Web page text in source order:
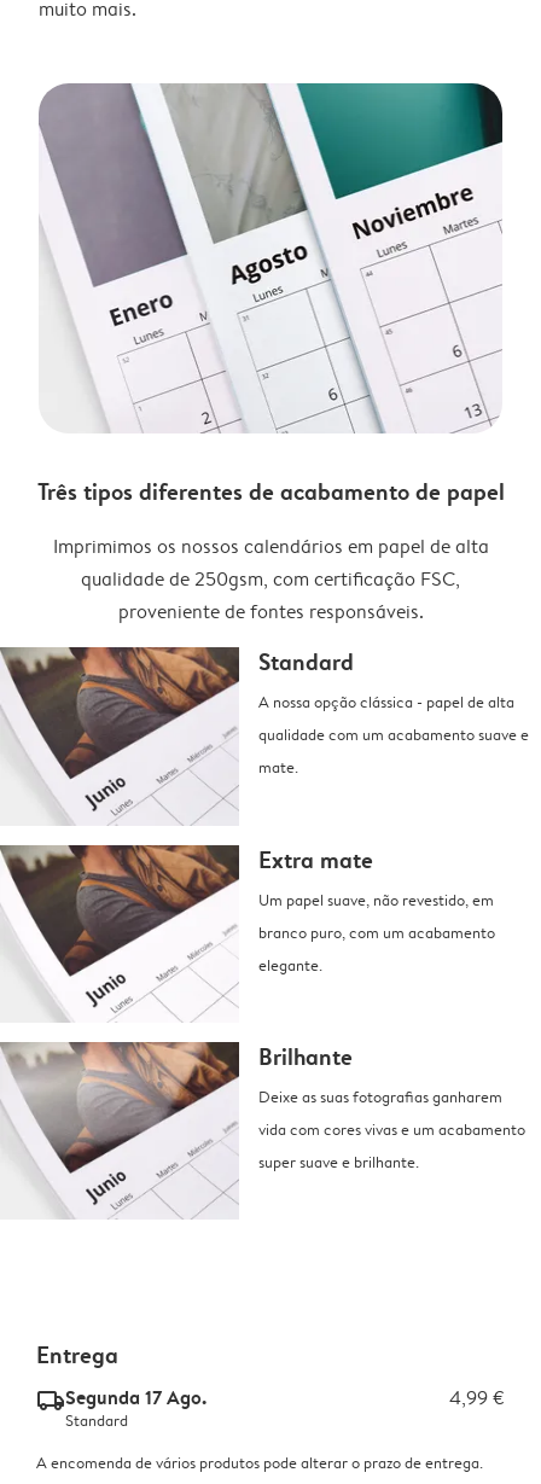
muito mais.
Três tipos diferentes de acabamento de papel
Imprimimos os nossos calendários em papel de alta
qualidade de 250gsm, com certificação FSC,
proveniente de fontes responsáveis.
Standard
A nossa opção clássica - papel de alta
qualidade com um acabamento suave e
mate.
Extra mate
Um papel suave, não revestido, em
branco puro, com um acabamento
elegante.
Brilhante
Deixe as suas fotografias ganharem
vida com cores vivas e um acabamento
super suave e brilhante.
Entrega
delivery_standard_v2Segunda 17 Ago. 4,99 €
Standard
A encomenda de vários produtos pode alterar o prazo de entrega.